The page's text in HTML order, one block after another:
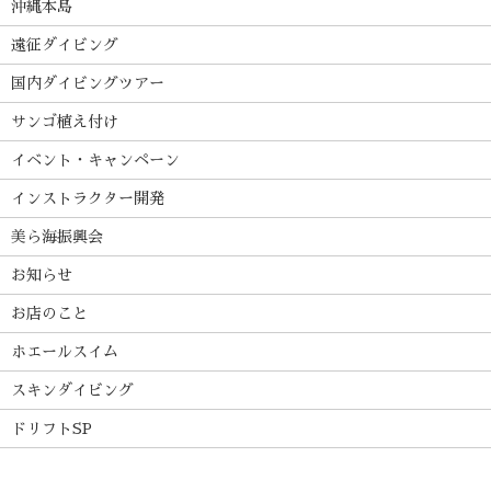
沖縄本島
遠征ダイビング
国内ダイビングツアー
サンゴ植え付け
イベント・キャンペーン
インストラクター開発
美ら海振興会
お知らせ
お店のこと
ホエールスイム
スキンダイビング
ドリフトSP